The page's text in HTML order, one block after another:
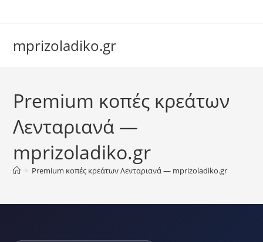
mprizoladiko.gr
Premium κοπές κρεάτων
Λενταριανά —
mprizoladiko.gr
> Premium κοπές κρεάτων Λενταριανά — mprizoladiko.gr
Chat Assistant
Συνήθως απαντάμε αμέσως